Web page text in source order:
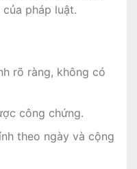
pháp luật.
rõ ràng, không có
công chứng.
theo ngày và cộng